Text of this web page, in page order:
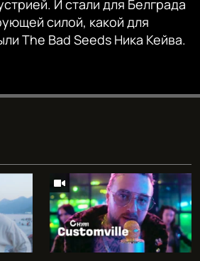
И стали для Белграда
силой, какой для
The Bad Seeds Ника Кейва.